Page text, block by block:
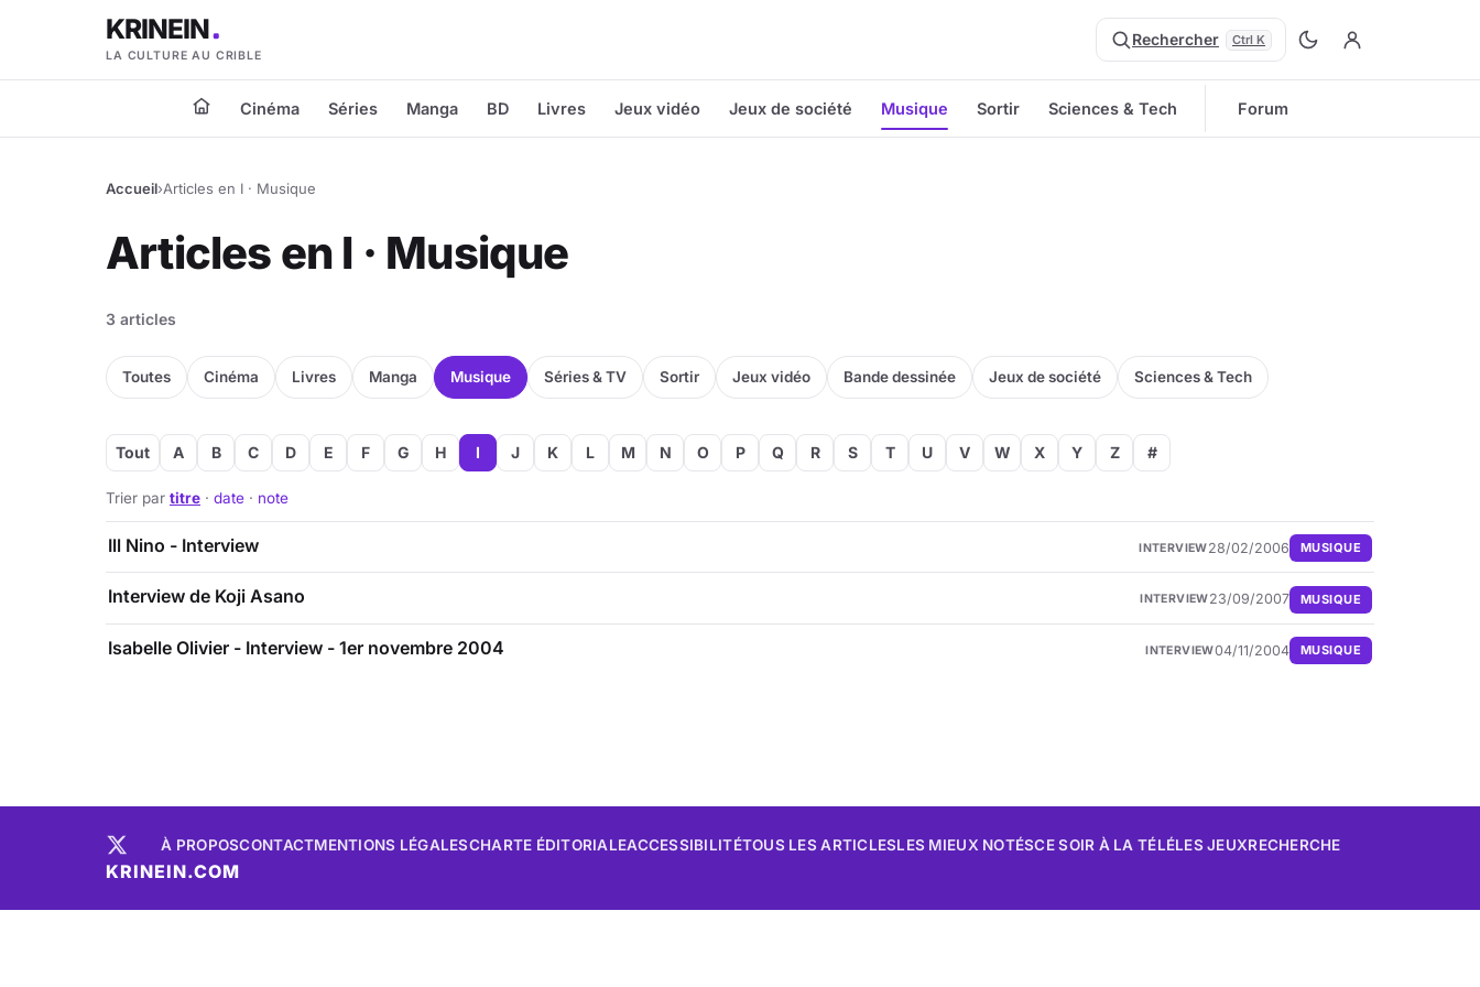
KRINEIN
LA CULTURE AU CRIBLE
Rechercher Ctrl K
Cinéma Séries Manga BD Livres Jeux vidéo Jeux de société Musique Sortir Sciences & Tech Forum
Accueil›Articles en I · Musique
Articles en I · Musique
3 articles
Toutes Cinéma Livres Manga Musique Séries & TV Sortir Jeux vidéo Bande dessinée Jeux de société Sciences & Tech
Tout A B C D E F G H I J K L M N O P Q R S T U V W X Y Z #
Trier par titre · date · note
Ill Nino - Interview INTERVIEW28/02/2006 MUSIQUE
Interview de Koji Asano INTERVIEW23/09/2007 MUSIQUE
Isabelle Olivier - Interview - 1er novembre 2004 INTERVIEW04/11/2004 MUSIQUE
À PROPOSCONTACTMENTIONS LÉGALESCHARTE ÉDITORIALEACCESSIBILITÉTOUS LES ARTICLESLES MIEUX NOTÉSCE SOIR À LA TÉLÉLES JEUXRECHERCHE
KRINEIN.COM